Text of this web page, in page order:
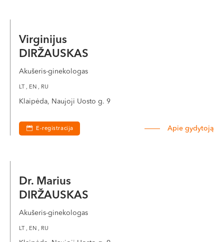
Virginijus
DIRŽAUSKAS
Akušeris-ginekologas
LT , EN , RU
Klaipėda, Naujoji Uosto g. 9
E-registracija Apie gydytoją
Dr. Marius
DIRŽAUSKAS
Akušeris-ginekologas
LT , EN , RU